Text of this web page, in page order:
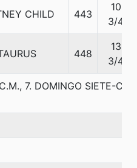
CHILD 443
10
3/4
448
13
3/4
7. DOMINGO SIETE-